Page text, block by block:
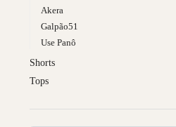
Akera
Galpão51
Use Panô
Shorts
Tops